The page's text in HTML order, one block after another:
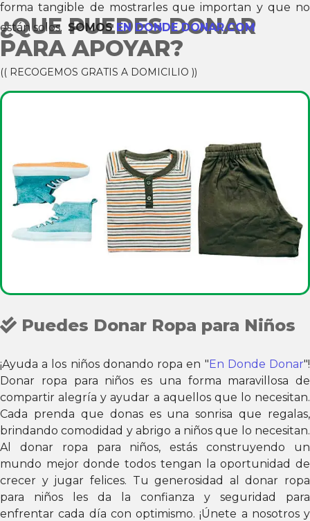
forma tangible de mostrarles que importan y que no
están solos. SOMOSEN DONDE DONAR.COM
¿QUE PUEDES DONAR
PARA APOYAR?
(( RECOGEMOS GRATIS A DOMICILIO ))
Puedes Donar Ropa para Niños
¡Ayuda a los niños donando ropa en "En Donde Donar"!
Donar ropa para niños es una forma maravillosa de
compartir alegría y ayudar a aquellos que lo necesitan.
Cada prenda que donas es una sonrisa que regalas,
brindando comodidad y abrigo a niños que lo necesitan.
Al donar ropa para niños, estás construyendo un
mundo mejor donde todos tengan la oportunidad de
crecer y jugar felices. Tu generosidad al donar ropa
para niños les da la confianza y seguridad para
enfrentar cada día con optimismo. ¡Únete a nosotros y